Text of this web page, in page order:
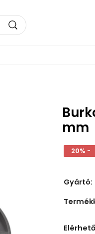
mm
20% -
Gyártó: